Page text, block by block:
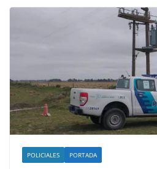
POLICIALES PORTADA